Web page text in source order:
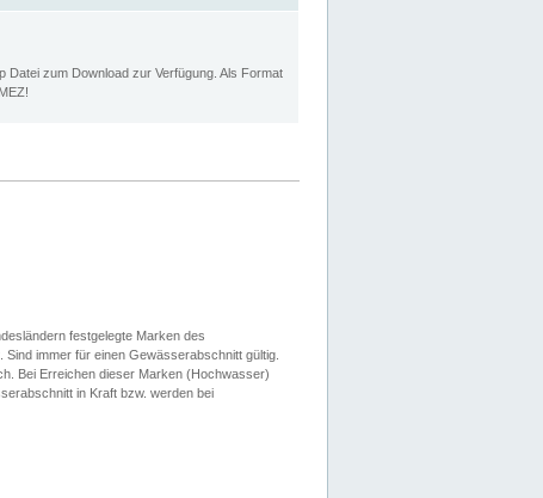
Datei zum Download zur Verfügung. Als Format
festgelegte Marken des
immer für einen Gewässerabschnitt gültig.
Bei Erreichen dieser Marken (Hochwasser)
in Kraft bzw. werden bei